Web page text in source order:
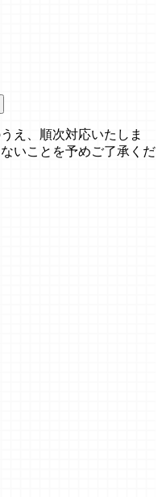
え、順次対応いたしま
いことを予めご了承くだ